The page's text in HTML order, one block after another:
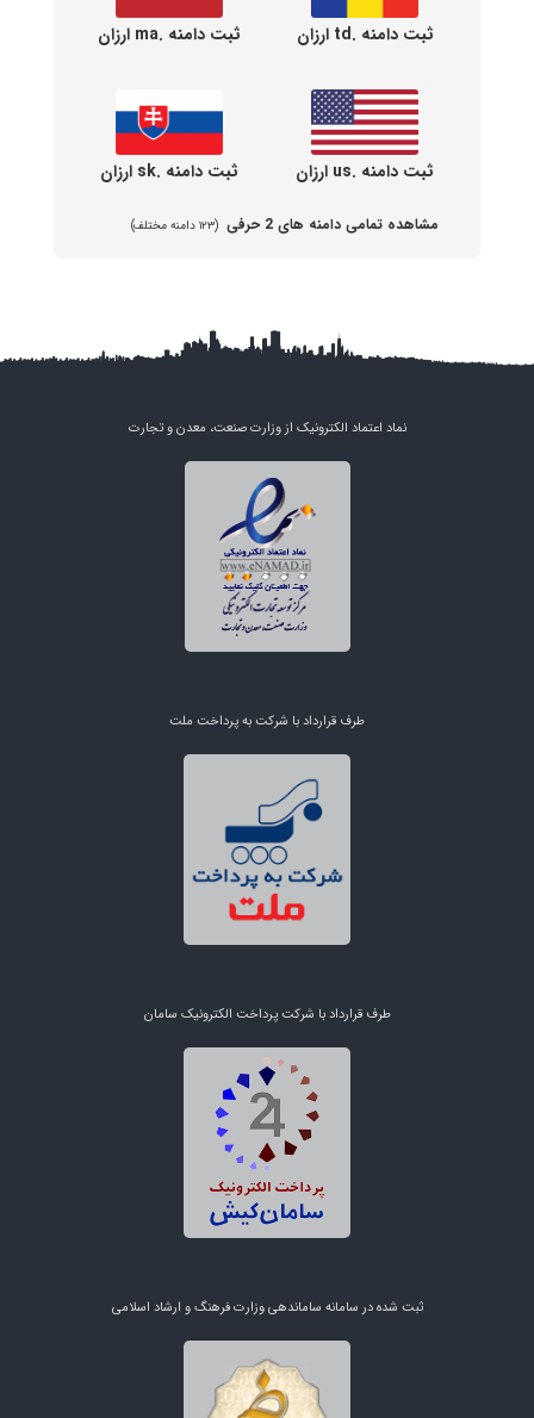
ثبت دامنه .td ارزان ثبت دامنه .ma ارزان
ثبت دامنه .us ارزان ثبت دامنه .sk ارزان
مشاهده تمامی دامنه های 2 حرفی (۱۲۳ دامنه مختلف)
نماد اعتماد الکترونیک از وزارت صنعت، معدن و تجارت
طرف قرارداد با شرکت به پرداخت ملت
طرف قرارداد با شرکت پرداخت الکترونیک سامان
ثبت شده در سامانه ساماندهی وزارت فرهنگ و ارشاد اسلامی